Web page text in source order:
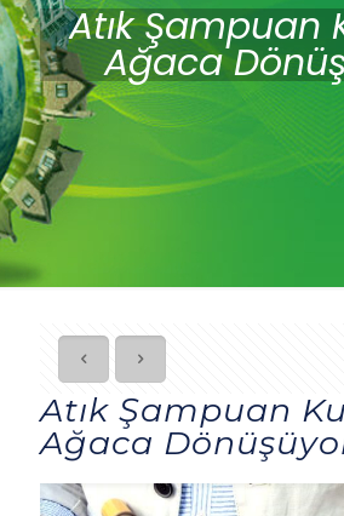
Atık Şampuan
Ağaca
Atık Şampuan
Ağaca